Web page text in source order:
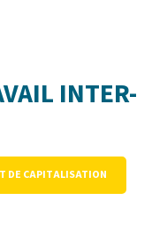
INTER-
DE CAPITALISATION